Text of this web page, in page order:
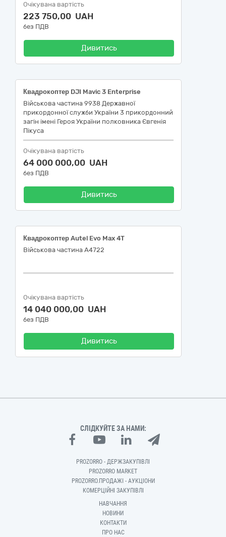
Очікувана вартість
223 750,00 UAH
без ПДВ
Дивитись
Квадрокоптер DJI Mavic 3 Enterprise
Військова частина 9938 Державної
прикордонної служби України 3 прикордонний
загін імені Героя України полковника Євгенія
Пікуса
Очікувана вартість
64 000 000,00 UAH
без ПДВ
Дивитись
Квадрокоптер Autel Evo Max 4T
Військова частина А4722
Очікувана вартість
14 040 000,00 UAH
без ПДВ
Дивитись
СЛІДКУЙТЕ ЗА НАМИ:
PROZORRO - ДЕРЖЗАКУПІВЛІ
PROZORRO MARKET
PROZORRO.ПРОДАЖІ - АУКЦІОНИ
КОМЕРЦІЙНІ ЗАКУПІВЛІ
НАВЧАННЯ
НОВИНИ
КОНТАКТИ
ПРО НАС